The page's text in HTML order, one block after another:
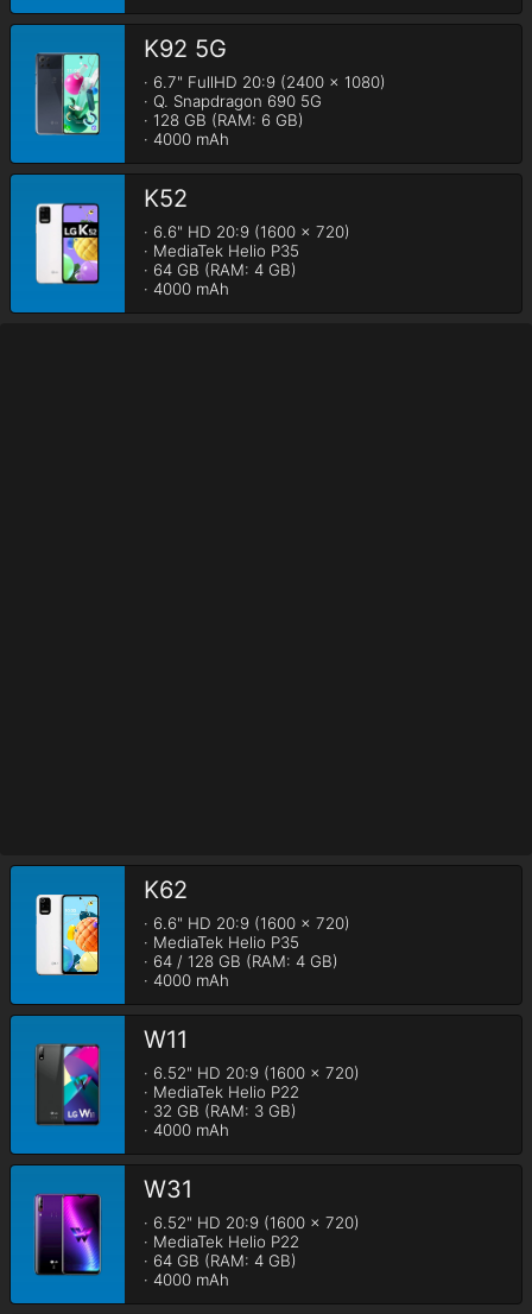
K92 5G
· 6.7" FullHD 20:9 (2400 x 1080)
· Q. Snapdragon 690 5G
· 128 GB (RAM: 6 GB)
· 4000 mAh
K52
· 6.6" HD 20:9 (1600 x 720)
· MediaTek Helio P35
· 64 GB (RAM: 4 GB)
· 4000 mAh
K62
· 6.6" HD 20:9 (1600 x 720)
· MediaTek Helio P35
· 64 / 128 GB (RAM: 4 GB)
· 4000 mAh
W11
· 6.52" HD 20:9 (1600 x 720)
· MediaTek Helio P22
· 32 GB (RAM: 3 GB)
· 4000 mAh
W31
· 6.52" HD 20:9 (1600 x 720)
· MediaTek Helio P22
· 64 GB (RAM: 4 GB)
· 4000 mAh